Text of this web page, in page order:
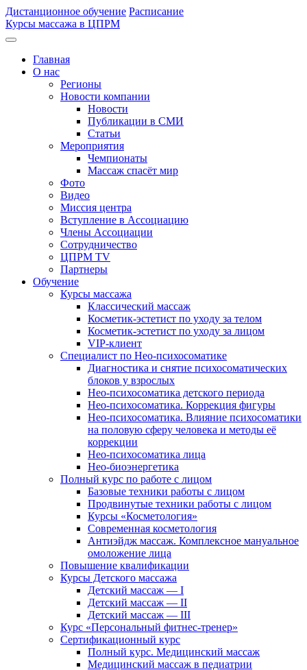
Дистанционное обучение Расписание
Курсы массажа в ЦПРМ
Главная
О нас
Регионы
Новости компании
Новости
Публикации в СМИ
Статьи
Мероприятия
Чемпионаты
Массаж спасёт мир
Фото
Видео
Миссия центра
Вступление в Ассоциацию
Члены Ассоциации
Сотрудничество
ЦПРМ TV
Партнеры
Oбучение
Курсы массажа
Классический массаж
Косметик-эстетист по уходу за телом
Косметик-эстетист по уходу за лицом
VIP-клиент
Специалист по Нео-психосоматике
Диагностика и снятие психосоматических
блоков у взрослых
Нео-психосоматика детского периода
Нео-психосоматика. Коррекция фигуры
Нео-психосоматика. Влияние психосоматики
на половую сферу человека и методы её
коррекции
Нео-психосоматика лица
Нео-биоэнергетика
Полный курс по работе с лицом
Базовые техники работы с лицом
Продвинутые техники работы с лицом
Курсы «Косметология»
Современная косметология
Антиэйдж массаж. Комплексное мануальное
омоложение лица
Повышение квалификации
Курсы Детского массажа
Детский массаж — I
Детский массаж — II
Детский массаж — III
Курс «Персональный фитнес-тренер»
Сертификационный курс
Полный курс. Медицинский массаж
Медицинский массаж в педиатрии